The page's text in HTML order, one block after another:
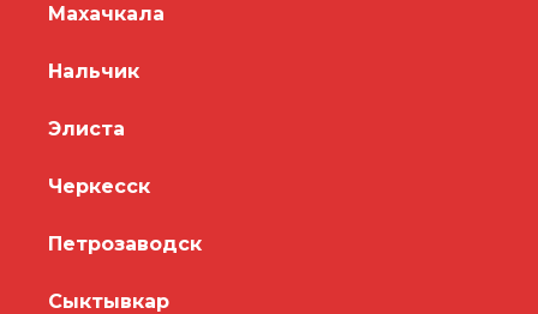
Махачкала
Нальчик
Элиста
Черкесск
Петрозаводск
Сыктывкар